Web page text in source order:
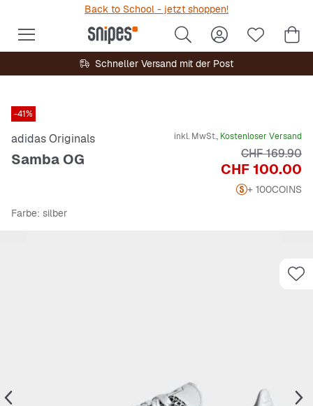
Back to School - jetzt shoppen!
Schneller Versand mit der Post
-41%
adidas Originals
Samba OG
inkl. MwSt., Kostenloser Versand
Preis
CHF 100.00
Originalpreis
CHF 169.90
+ 100COINS
Farbe: silber